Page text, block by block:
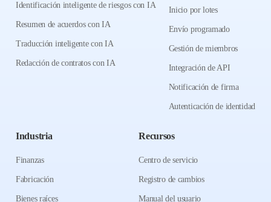
Identificación inteligente de riesgos con IA
Resumen de acuerdos con IA
Traducción inteligente con IA
Redacción de contratos con IA
Inicio por lotes
Envío programado
Gestión de miembros
Integración de API
Notificación de firma
Autenticación de identidad
Industria
Finanzas
Fabricación
Bienes raíces
Recursos
Centro de servicio
Registro de cambios
Manual del usuario